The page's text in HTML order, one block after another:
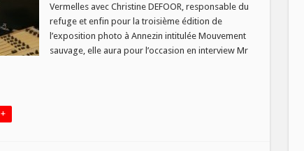
Vermelles avec Christine DEFOOR, responsable du
refuge et enfin pour la troisième édition de
l’exposition photo à Annezin intitulée Mouvement
sauvage, elle aura pour l’occasion en interview Mr